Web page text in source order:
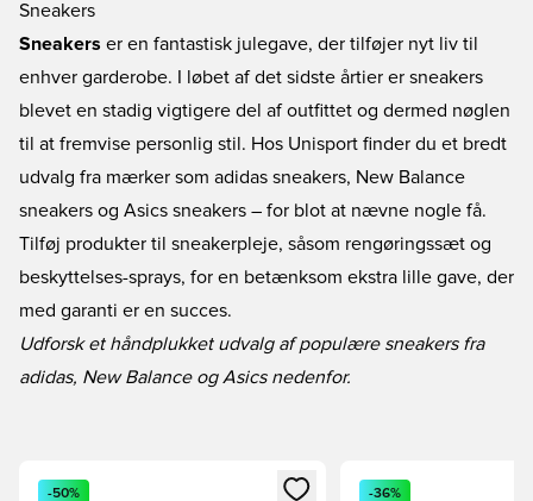
Sneakers
Sneakers er en fantastisk julegave, der tilføjer nyt liv til
enhver garderobe. I løbet af det sidste årtier er sneakers
blevet en stadig vigtigere del af outfittet og dermed nøglen
til at fremvise personlig stil. Hos Unisport finder du et bredt
udvalg fra mærker som adidas sneakers, New Balance
sneakers og Asics sneakers – for blot at nævne nogle få.
Tilføj produkter til sneakerpleje, såsom rengøringssæt og
beskyttelses-sprays, for en betænksom ekstra lille gave, der
med garanti er en succes.
Udforsk et håndplukket udvalg af populære sneakers fra
adidas, New Balance og Asics nedenfor.
Åbner en Modal til at logge ind eller tilmelde dig som
-50%
Åbner en Modal til
-36%